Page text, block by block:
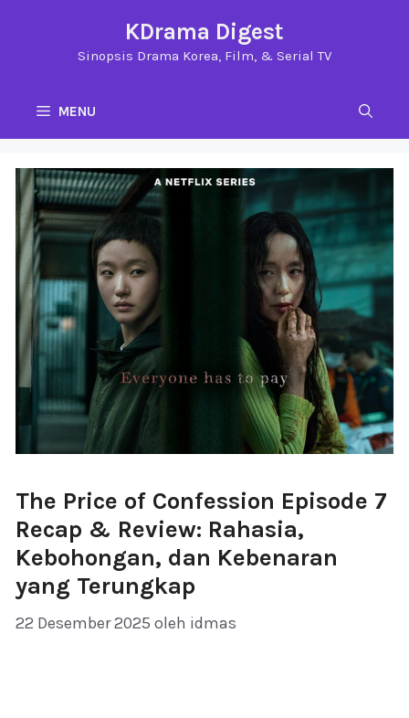
KDrama Digest
Sinopsis Drama Korea, Film, & Serial TV
MENU
The Price of Confession Episode 7
Recap & Review: Rahasia,
Kebohongan, dan Kebenaran
yang Terungkap
22 Desember 2025 oleh idmas